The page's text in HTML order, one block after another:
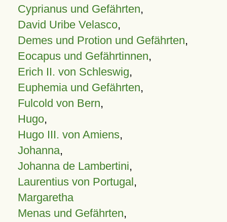
Cyprianus und Gefährten,
David Uribe Velasco,
Demes und Protion und Gefährten,
Eocapus und Gefährtinnen,
Erich II. von Schleswig,
Euphemia und Gefährten,
Fulcold von Bern,
Hugo,
Hugo III. von Amiens,
Johanna,
Johanna de Lambertini,
Laurentius von Portugal,
Margaretha
Menas und Gefährten,